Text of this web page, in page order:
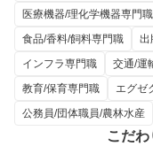
医療機器/理化学機器専門職
食品/香料/飼料専門職
出
インフラ専門職
交通/運
教育/保育専門職
エグゼ
公務員/団体職員/農林水産
こだ